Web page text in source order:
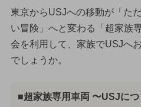
東京からUSJへの移動が「た
い冒険」へと変わる「超家族
会を利用して、家族でUSJへ
でしょうか。
■超家族専用車両 〜USJに